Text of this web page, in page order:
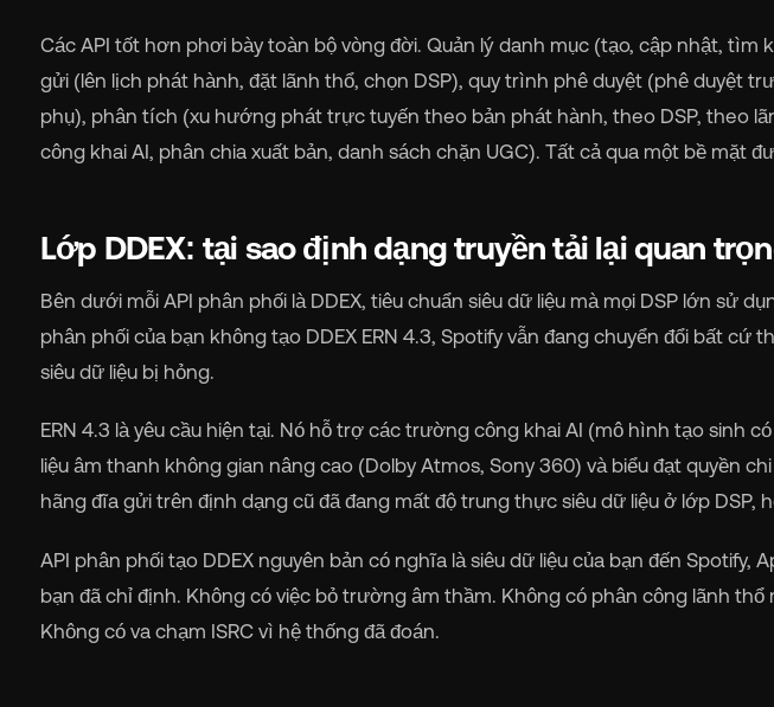
Các API tốt hơn phơi bày toàn bộ vòng đời. Quản lý danh mục (tạo, cập nhật, tìm
gửi (lên lịch phát hành, đặt lãnh thổ, chọn DSP), quy trình phê duyệt (phê duyệt
phụ), phân tích (xu hướng phát trực tuyến theo bản phát hành, theo DSP, theo
công khai AI, phân chia xuất bản, danh sách chặn UGC). Tất cả qua một bề mặt
Lớp DDEX: tại sao định dạng truyền tải lại quan
Bên dưới mỗi API phân phối là DDEX, tiêu chuẩn siêu dữ liệu mà mọi DSP lớn sử
phân phối của bạn không tạo DDEX ERN 4.3, Spotify vẫn đang chuyển đổi bất cứ
siêu dữ liệu bị hỏng.
ERN 4.3 là yêu cầu hiện tại. Nó hỗ trợ các trường công khai AI (mô hình tạo sinh
liệu âm thanh không gian nâng cao (Dolby Atmos, Sony 360) và biểu đạt quyền
hãng đĩa gửi trên định dạng cũ đã đang mất độ trung thực siêu dữ liệu ở lớp DSP,
API phân phối tạo DDEX nguyên bản có nghĩa là siêu dữ liệu của bạn đến Spotify,
bạn đã chỉ định. Không có việc bỏ trường âm thầm. Không có phân công lãnh thổ
Không có va chạm ISRC vì hệ thống đã đoán.